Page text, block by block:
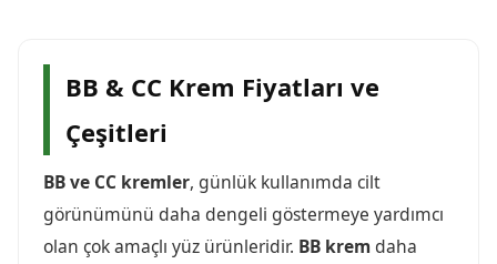
BB & CC Krem Fiyatları ve
Çeşitleri
BB ve CC kremler, günlük kullanımda cilt
görünümünü daha dengeli göstermeye yardımcı
olan çok amaçlı yüz ürünleridir. BB kremdaha